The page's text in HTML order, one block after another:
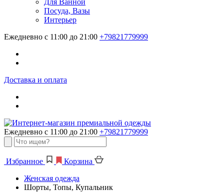
Для Ванной
Посуда, Вазы
Интерьер
Ежедневно с 11:00 до 21:00 +79821779999
Доставка и оплата
Ежедневно с 11:00 до 21:00 +79821779999
Избранное
Корзина
Женская одежда
Шорты, Топы, Купальник